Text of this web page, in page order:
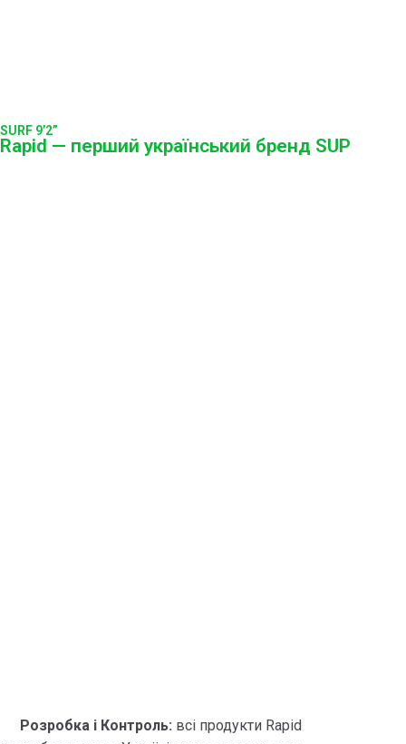
SURF 9’2”
Rapid — перший український бренд SUP
Розробка і Контроль: всі продукти Rapid